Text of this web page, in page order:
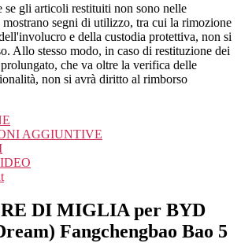
se gli articoli restituiti non sono nelle
segni di utilizzo, tra cui la rimozione
e della custodia protettiva, non si
Allo stesso modo, in caso di restituzione dei
che va oltre la verifica delle
non si avrà diritto al rimborso
AGGIUNTIVE
DI MIGLIA per BYD
Fangchengbao Bao 5